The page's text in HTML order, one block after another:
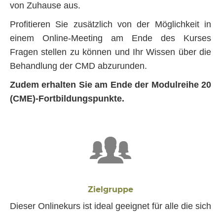
von Zuhause aus.
Profitieren Sie zusätzlich von der Möglichkeit in
einem Online-Meeting am Ende des Kurses
Fragen stellen zu können und Ihr Wissen über die
Behandlung der CMD abzurunden.
Zudem erhalten Sie am Ende der Modulreihe 20
(CME)-Fortbildungspunkte.
Zielgruppe
Dieser Onlinekurs ist ideal geeignet für alle die sich